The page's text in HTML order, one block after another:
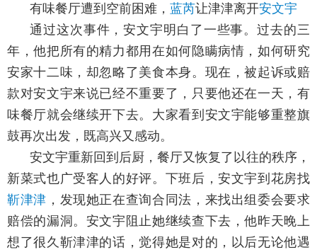
有味餐厅遭到空前困难， 蓝芮让津津离开安文宇
通过这次事件，安文宇明白了一些事。过去的三
年，他把所有的精力都用在如何隐瞒病情，如何研究
安家十二味，却忽略了美食本身。现在，被起诉或赔
款对安文宇来说已经不重要了，只要他还在一天，有
味餐厅就会继续开下去。大家看到安文宇能够重整旗
鼓再次出发，既高兴又感动。
安文宇重新回到后厨，餐厅又恢复了以往的秩序，
新菜式也广受客人的好评。下班后，安文宇到花房找
靳津津 ，发现她正在查询合同法，来找出组委会要求
赔偿的漏洞。安文宇阻止她继续查下去，他昨天晚上
想了很久靳津津的话，觉得她是对的，以后无论他遇